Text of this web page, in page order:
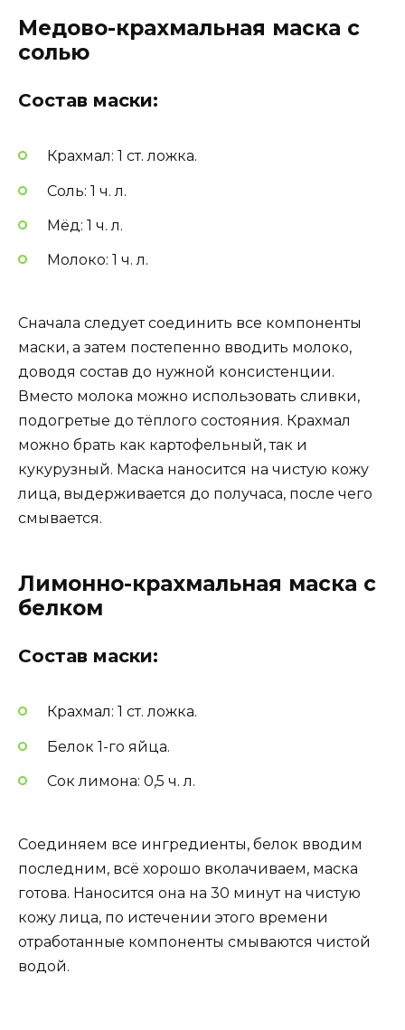
Медово-крахмальная маска с
солью
Состав маски:
Крахмал: 1 ст. ложка.
Соль: 1 ч. л.
Мёд: 1 ч. л.
Молоко: 1 ч. л.
Сначала следует соединить все компоненты
маски, а затем постепенно вводить молоко,
доводя состав до нужной консистенции.
Вместо молока можно использовать сливки,
подогретые до тёплого состояния. Крахмал
можно брать как картофельный, так и
кукурузный. Маска наносится на чистую кожу
лица, выдерживается до получаса, после чего
смывается.
Лимонно-крахмальная маска с
белком
Состав маски:
Крахмал: 1 ст. ложка.
Белок 1-го яйца.
Сок лимона: 0,5 ч. л.
Соединяем все ингредиенты, белок вводим
последним, всё хорошо вколачиваем, маска
готова. Наносится она на 30 минут на чистую
кожу лица, по истечении этого времени
отработанные компоненты смываются чистой
водой.